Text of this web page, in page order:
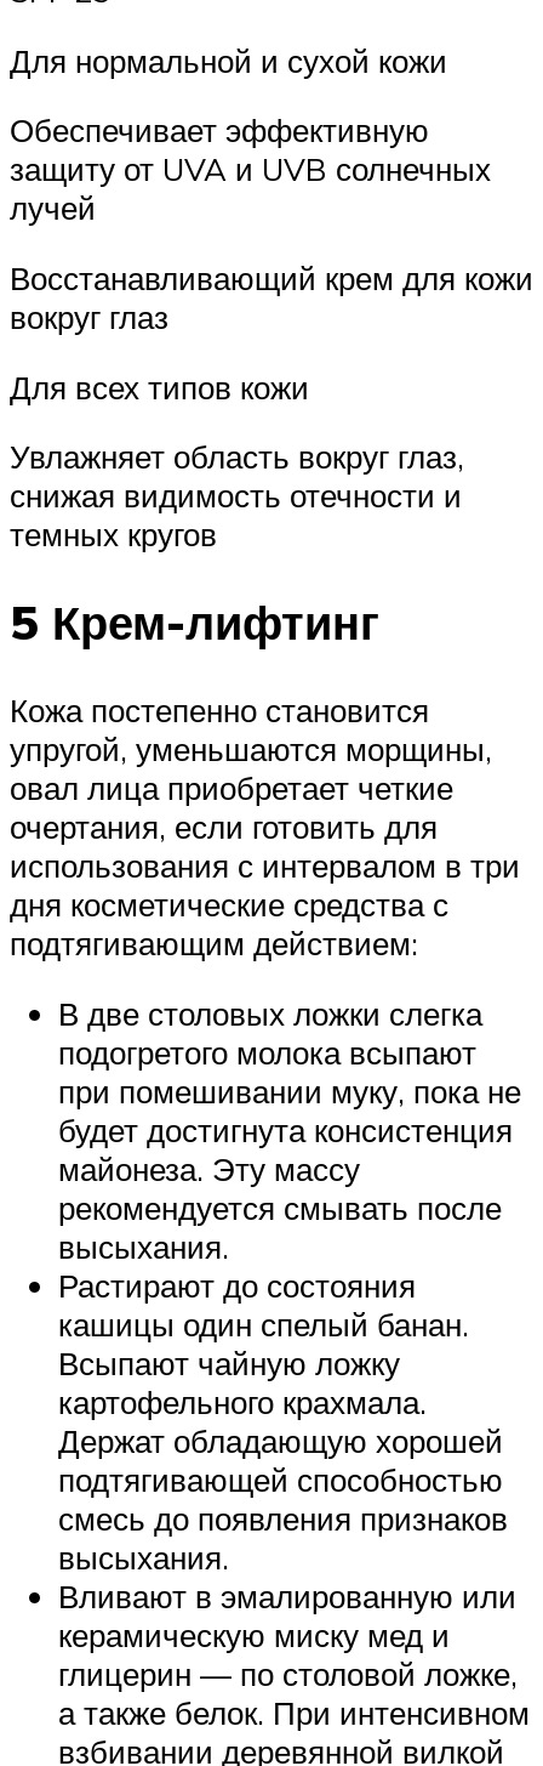
Для нормальной и сухой кожи
Обеспечивает эффективную
защиту от UVA и UVB солнечных
лучей
Восстанавливающий крем для кожи
вокруг глаз
Для всех типов кожи
Увлажняет область вокруг глаз,
снижая видимость отечности и
темных кругов
5 Крем-лифтинг
Кожа постепенно становится
упругой, уменьшаются морщины,
овал лица приобретает четкие
очертания, если готовить для
использования с интервалом в три
дня косметические средства с
подтягивающим действием:
В две столовых ложки слегка
подогретого молока всыпают
при помешивании муку, пока не
будет достигнута консистенция
майонеза. Эту массу
рекомендуется смывать после
высыхания.
Растирают до состояния
кашицы один спелый банан.
Всыпают чайную ложку
картофельного крахмала.
Держат обладающую хорошей
подтягивающей способностью
смесь до появления признаков
высыхания.
Вливают в эмалированную или
керамическую миску мед и
глицерин — по столовой ложке,
а также белок. При интенсивном
взбивании деревянной вилкой